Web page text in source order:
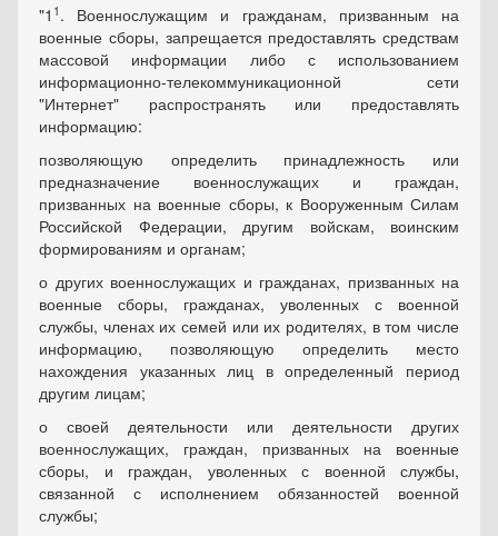
"1 1 . Военнослужащим и гражданам, призванным на
военные сборы, запрещается предоставлять средствам
массовой информации либо с использованием
информационно-телекоммуникационной сети
"Интернет" распространять или предоставлять
информацию:
позволяющую определить принадлежность или
предназначение военнослужащих и граждан,
призванных на военные сборы, к Вооруженным Силам
Российской Федерации, другим войскам, воинским
формированиям и органам;
о других военнослужащих и гражданах, призванных на
военные сборы, гражданах, уволенных с военной
службы, членах их семей или их родителях, в том числе
информацию, позволяющую определить место
нахождения указанных лиц в определенный период
другим лицам;
о своей деятельности или деятельности других
военнослужащих, граждан, призванных на военные
сборы, и граждан, уволенных с военной службы,
связанной с исполнением обязанностей военной
службы;